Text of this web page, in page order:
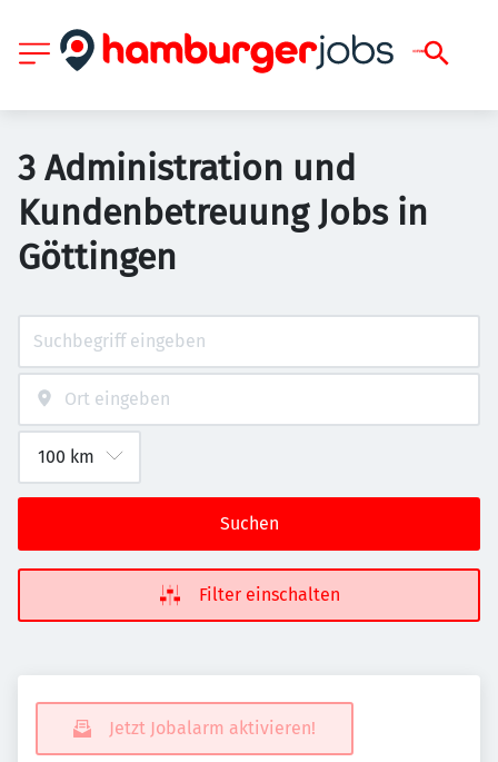
3 Administration und
Kundenbetreuung Jobs in
Göttingen
Suchen
Filter einschalten
Jetzt Jobalarm aktivieren!